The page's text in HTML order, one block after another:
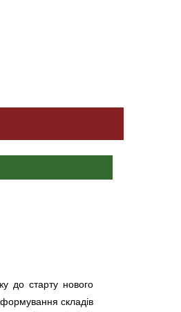
до старту нового
складів